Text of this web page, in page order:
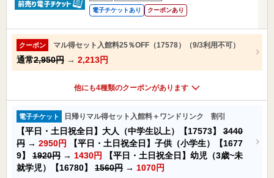
電子チケットあり クーポンあり
クーポン マル得セット入館料25％OFF（17578）（9/3利用不可）
通常2,950円 → 2,213円
他にも4種類のクーポンがあります
電子チケット 日帰りマル得セット入館料＋ワンドリンク 割引
【平日・土日祝全日】大人（中学生以上）【17573】 3440
円 → 2950円
【平日・土日祝全日】子供（小学生）【1677
9】 1920円 → 1430円
【平日・土日祝全日】幼児（3歳~未
就学児）【16780】 1560円 → 1070円